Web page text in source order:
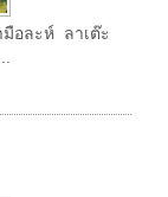
อละห์ ลาเต๊ะ